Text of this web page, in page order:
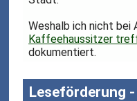
Weshalb ich nicht bei
Kaffeehaussitzer
dokumentiert.
Leseförderung -